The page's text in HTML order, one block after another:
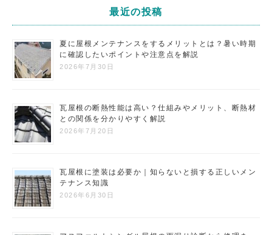
最近の投稿
夏に屋根メンテナンスをするメリットとは？暑い時期
に確認したいポイントや注意点を解説
2026年7月30日
瓦屋根の断熱性能は高い？仕組みやメリット、断熱材
との関係を分かりやすく解説
2026年7月20日
瓦屋根に塗装は必要か｜知らないと損する正しいメン
テナンス知識
2026年6月30日